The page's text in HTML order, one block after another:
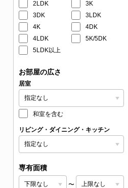
2LDK
3K
3DK
3LDK
4K
4DK
4LDK
5K/5DK
5LDK以上
お部屋の広さ
居室
和室を含む
リビング・ダイニング・キッチン
専有面積
〜